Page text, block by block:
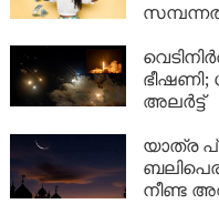
ബാങ്ക്
അലർട്ട്
യാത്ര
നീണ്ട